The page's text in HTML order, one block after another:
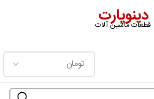
دینوپارت
قطعات ماشین آلات